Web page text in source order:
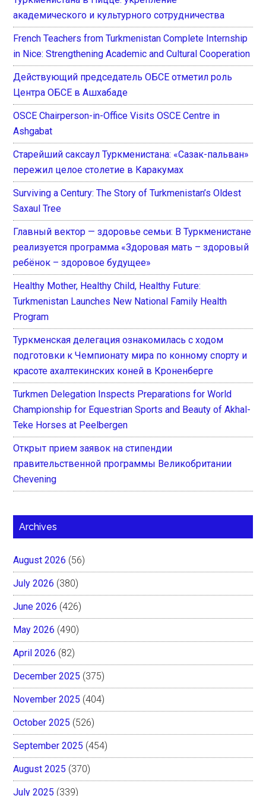
академического и культурного сотрудничества
French Teachers from Turkmenistan Complete Internship
in Nice: Strengthening Academic and Cultural Cooperation
Действующий председатель ОБСЕ отметил роль
Центра ОБСЕ в Ашхабаде
OSCE Chairperson-in-Office Visits OSCE Centre in
Ashgabat
Старейший саксаул Туркменистана: «Сазак-пальван»
пережил целое столетие в Каракумах
Surviving a Century: The Story of Turkmenistan’s Oldest
Saxaul Tree
Главный вектор — здоровье семьи: В Туркменистане
реализуется программа «Здоровая мать – здоровый
ребёнок – здоровое будущее»
Healthy Mother, Healthy Child, Healthy Future:
Turkmenistan Launches New National Family Health
Program
Туркменская делегация ознакомилась с ходом
подготовки к Чемпионату мира по конному спорту и
красоте ахалтекинских коней в Кроненберге
Turkmen Delegation Inspects Preparations for World
Championship for Equestrian Sports and Beauty of Akhal-
Teke Horses at Peelbergen
Открыт прием заявок на стипендии
правительственной программы Великобритании
Chevening
Archives
August 2026 (56)
July 2026 (380)
June 2026 (426)
May 2026 (490)
April 2026 (82)
December 2025 (375)
November 2025 (404)
October 2025 (526)
September 2025 (454)
August 2025 (370)
July 2025 (339)